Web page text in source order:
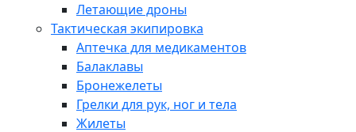
Летающие дроны
Тактическая экипировка
Аптечка для медикаментов
Балаклавы
Бронежелеты
Грелки для рук, ног и тела
Жилеты